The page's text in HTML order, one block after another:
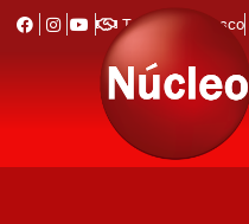
Trabalhe Conosco